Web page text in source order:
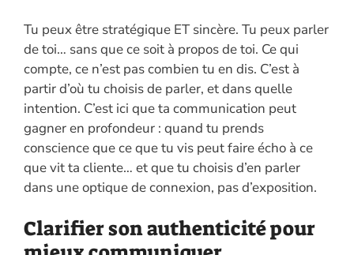
Tu peux être stratégique ET sincère. Tu peux parler
de toi… sans que ce soit à propos de toi. Ce qui
compte, ce n’est pas combien tu en dis. C’est à
partir d’où tu choisis de parler, et dans quelle
intention. C’est ici que ta communication peut
gagner en profondeur : quand tu prends
conscience que ce que tu vis peut faire écho à ce
que vit ta cliente… et que tu choisis d’en parler
dans une optique de connexion, pas d’exposition.
Clarifier son authenticité pour